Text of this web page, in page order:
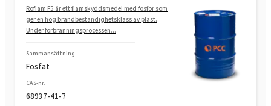
Roflam F5 är ett flamskyddsmedel med fosfor som
ger en hög brandbeständighetsklass av plast.
Under förbränningsprocessen...
Sammansättning
Fosfat
CAS-nr.
68937-41-7